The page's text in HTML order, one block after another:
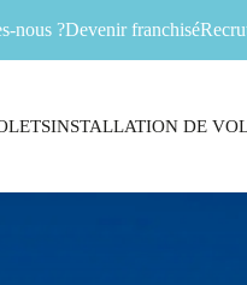
nous ?Devenir franchisé
INSTALLATION DE